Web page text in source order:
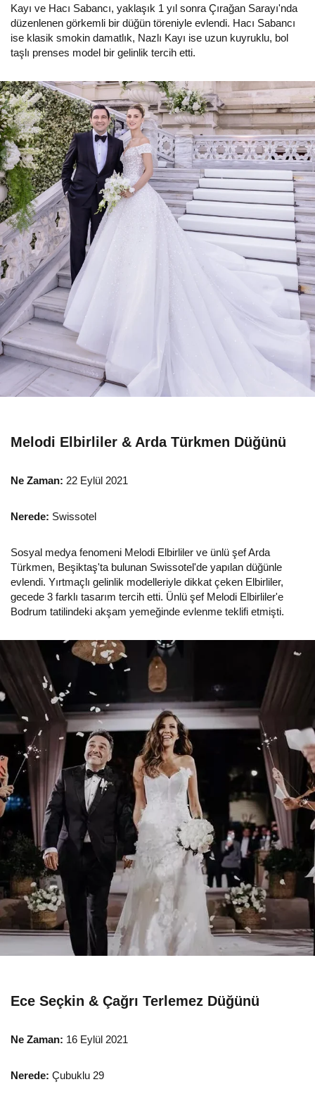
Kayı ve Hacı Sabancı, yaklaşık 1 yıl sonra Çırağan Sarayı'nda
düzenlenen görkemli bir düğün töreniyle evlendi. Hacı Sabancı
ise klasik smokin damatlık, Nazlı Kayı ise uzun kuyruklu, bol
taşlı prenses model bir gelinlik tercih etti.
Melodi Elbirliler & Arda Türkmen Düğünü
Ne Zaman: 22 Eylül 2021
Nerede: Swissotel
Sosyal medya fenomeni Melodi Elbirliler ve ünlü şef Arda
Türkmen, Beşiktaş'ta bulunan Swissotel'de yapılan düğünle
evlendi. Yırtmaçlı gelinlik modelleriyle dikkat çeken Elbirliler,
gecede 3 farklı tasarım tercih etti. Ünlü şef Melodi Elbirliler'e
Bodrum tatilindeki akşam yemeğinde evlenme teklifi etmişti.
Ece Seçkin & Çağrı Terlemez Düğünü
Ne Zaman: 16 Eylül 2021
Nerede: Çubuklu 29